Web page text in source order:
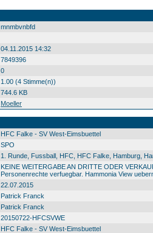
mnmbvnbfd
04.11.2015 14:32
7849396
0
1.00 (4 Stimme(n))
744.6 KB
Moeller
HFC Falke - SV West-Eimsbuettel
SPO
1. Runde, Fussball, HFC, HFC Falke, Hamburg,
KEINE WEITERGABE AN DRITTE ODER
Personenrechte verfuegbar. Hammonia View
22.07.2015
Patrick Franck
Patrick Franck
20150722-HFCSVWE
HFC Falke - SV West-Eimsbuettel